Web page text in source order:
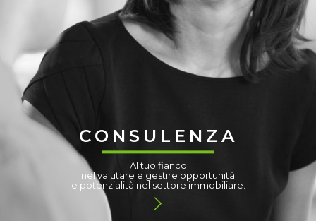
CONSULENZA
Al tuo fianco
nel valutare e gestire opportunità
e potenzialità nel settore immobiliare.